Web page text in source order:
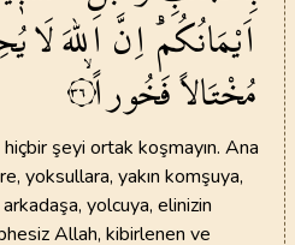
اَيْمَانُكُمْۜاِنَّاللّٰهَلَا
مُخْتَالاًفَخُوراًۙ٣٦
şeyi ortak koşmayın. Ana
yoksullara, yakın komşuya,
yolcuya, elinizin
Allah, kibirlenen ve